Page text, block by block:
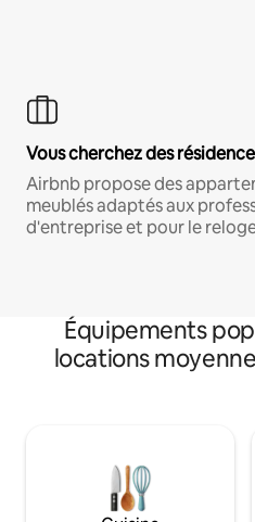
Vous cherchez des
Airbnb propose des
meublés adaptés aux
d'entreprise et pour le
Équipements
locations